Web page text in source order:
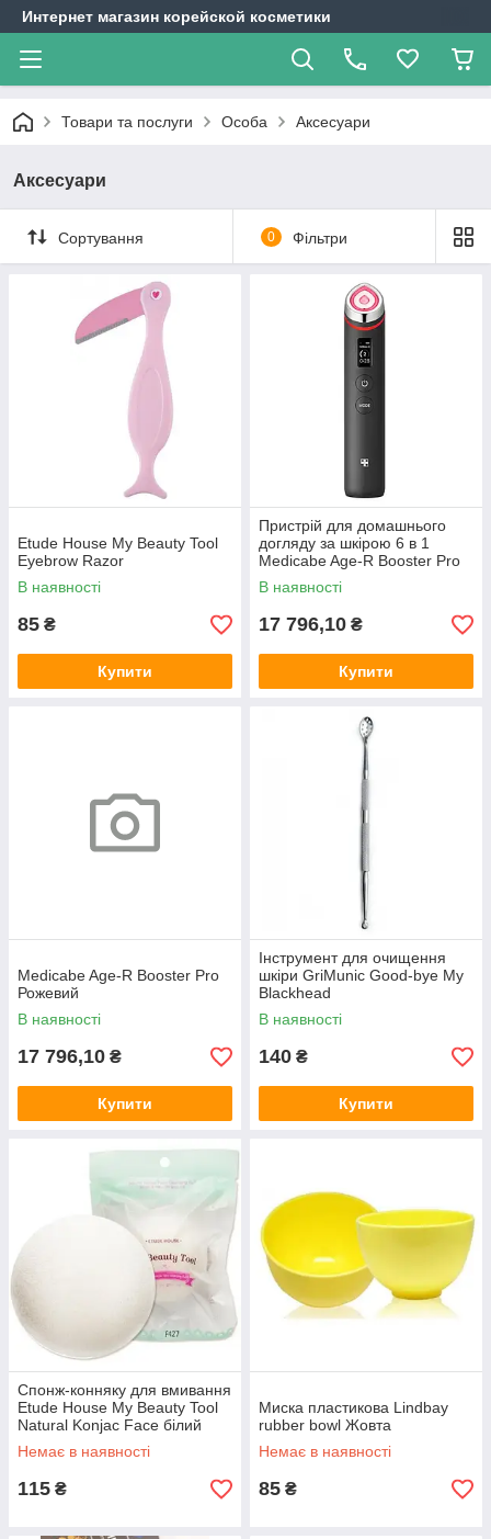
Интернет магазин корейской косметики
Товари та послуги Особа Аксесуари
Аксесуари
Сортування 0 Фільтри
Etude House My Beauty Tool
Eyebrow Razor
В наявності
85 ₴
Купити
Пристрій для домашнього
догляду за шкірою 6 в 1
Medicabe Age-R Booster Pro
Чорний
В наявності
17 796,10 ₴
Купити
Medicabe Age-R Booster Pro
Рожевий
В наявності
17 796,10 ₴
Купити
Інструмент для очищення
шкіри GriMunic Good-bye My
Blackhead
В наявності
140 ₴
Купити
Спонж-конняку для вмивання
Etude House My Beauty Tool
Natural Konjac Face білий
Немає в наявності
115 ₴
Миска пластикова Lindbay
rubber bowl Жовта
Немає в наявності
85 ₴